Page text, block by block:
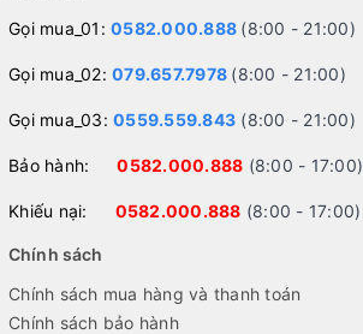
Gọi mua_01: 0582.000.888 (8:00 - 21:00)
Gọi mua_02: 079.657.7978 (8:00 - 21:00)
Gọi mua_03: 0559.559.843 (8:00 - 21:00)
Bảo hành:0582.000.888 (8:00 - 17:00)
Khiếu nại: 0582.000.888 (8:00 - 17:00)
Chính sách
Chính sách mua hàng và thanh toán
Chính sách bảo hành